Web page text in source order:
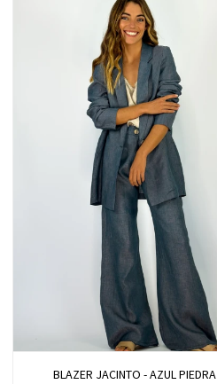
BLAZER JACINTO - AZUL PIEDRA